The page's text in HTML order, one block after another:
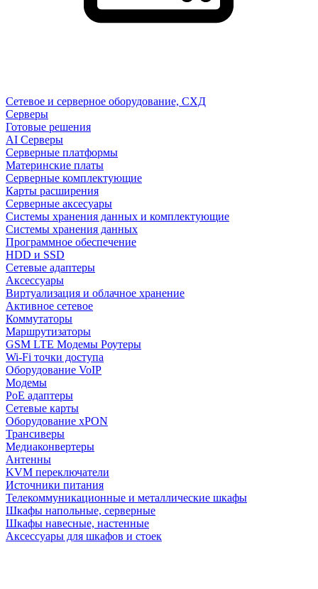
Сетевое и серверное оборудование, СХД
Cерверы
Готовые решения
AI Серверы
Серверные платформы
Материнские платы
Серверные комплектующие
Карты расширения
Серверные аксесуары
Системы хранения данных и комплектующие
Системы хранения данных
Программное обеспечение
HDD и SSD
Сетевые адаптеры
Аксессуары
Виртуализация и облачное хранение
Активное сетевое
Коммутаторы
Маршрутизаторы
GSM LTE Модемы Роутеры
Wi-Fi точки доступа
Оборудование VoIP
Модемы
PoE адаптеры
Сетевые карты
Оборудование xPON
Трансиверы
Медиаконвертеры
Антенны
KVM переключатели
Источники питания
Телекоммуникационные и металлические шкафы
Шкафы напольные, серверные
Шкафы навесные, настенные
Аксессуары для шкафов и стоек